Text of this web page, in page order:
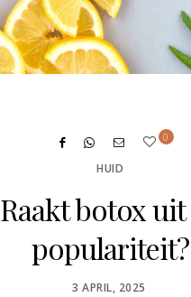
0
HUID
Raakt botox uit
populariteit?
POSTED
3 APRIL, 2025